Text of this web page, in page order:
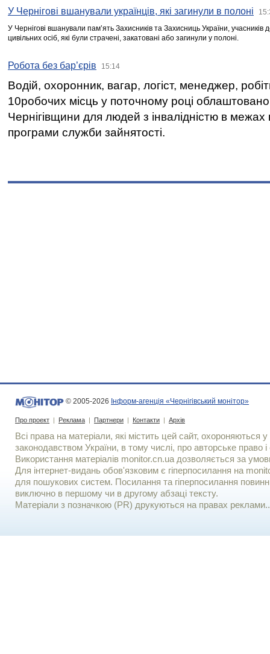
У Чернігові вшанували українців, які загинули в полоні
У Чернігові вшанували пам’ять Захисників та Захисниць України,
цивільних осіб, які були страчені, закатовані або загинули у полоні.
Робота без бар’єрів 15:14
Водій, охоронник, вагар, логіст, менеджер,
10робочих місць у поточному році
Чернігівщини для людей з інвалідністю в межах
програми служби зайнятості.
© 2005-2026 Інформ-агенція «Чернігівський монітор»
Про проект | Реклама | Партнери | Контакти | Архів
Всі права на матеріали, які містить цей сайт, охороняються у
законодавством України, в тому числі, про авторське право і
Використання матерiалiв monitor.cn.ua дозволяється за
Для iнтернет-видань обов'язковим є гiперпосилання на
для пошукових систем. Посилання та гіперпосилання
виключно в першому чи в другому абзаці тексту.
Матеріали з позначкою (PR) друкуються на правах реклами..